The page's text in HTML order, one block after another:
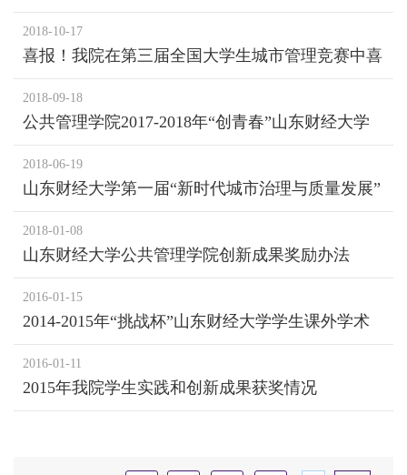
（试行）》
2018-10-17
喜报！我院在第三届全国大学生城市管理竞赛中喜
获佳绩
2018-09-18
公共管理学院2017-2018年“创青春”山东财经大学
大学生创业大赛表彰通报
2018-06-19
山东财经大学第一届“新时代城市治理与质量发展”
大学生社会调查竞赛决赛答辩会成功举办
2018-01-08
山东财经大学公共管理学院创新成果奖励办法
2016-01-15
2014-2015年“挑战杯”山东财经大学学生课外学术
科技作品竞赛获奖情况
2016-01-11
2015年我院学生实践和创新成果获奖情况